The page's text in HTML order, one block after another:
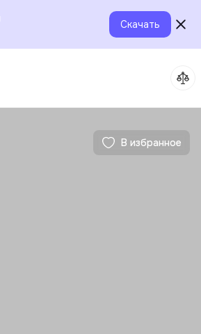
Скачать
В избранное